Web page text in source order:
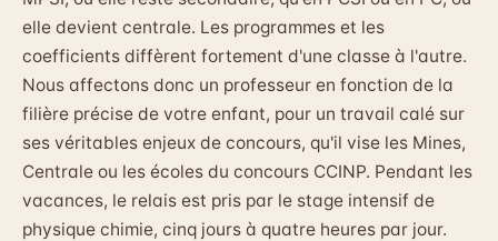
elle devient centrale. Les programmes et les
coefficients diffèrent fortement d'une classe à l'autre.
Nous affectons donc un professeur en fonction de la
filière précise de votre enfant, pour un travail calé sur
ses véritables enjeux de concours, qu'il vise les Mines,
Centrale ou les écoles du concours CCINP. Pendant les
vacances, le relais est pris par le stage intensif de
physique chimie, cinq jours à quatre heures par jour.